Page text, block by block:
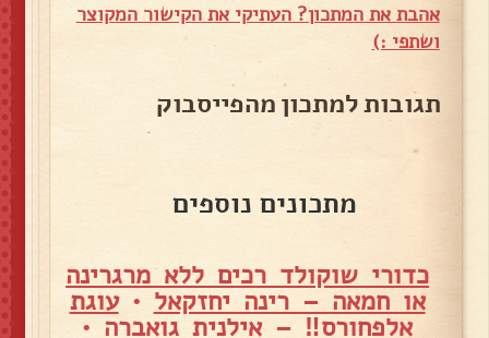
אהבת את המתכון? העתיקי את הקישור המקוצר
ושתפי :)
תגובות למתכון מהפייסבוק
מתכונים נוספים
כדורי שוקולד רכים ללא מרגרינה
או חמאה – רינה יחזקאל •עוגת
אלפחורס‼ – אילנית גואברה •